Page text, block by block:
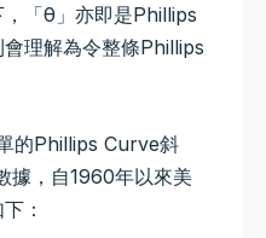
「θ 」亦即是Phillips
理解為令整條Phillips
的Phillips Curve斜
據，自1960年以來美
：